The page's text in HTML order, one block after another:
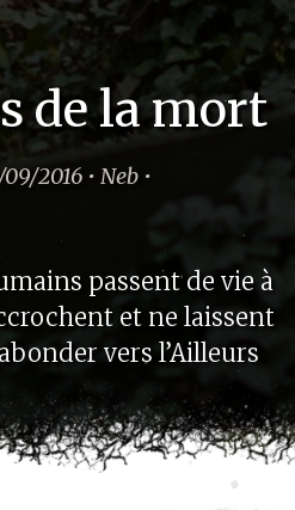
de la mort
2016 • Neb •
passent de vie à
et ne laissent
vers l’Ailleurs